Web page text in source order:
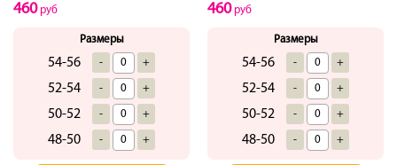
460руб
Размеры
54-56 - +
52-54 - +
50-52 - +
48-50 - +
460руб
Размеры
54-56 - +
52-54 - +
50-52 - +
48-50 - +